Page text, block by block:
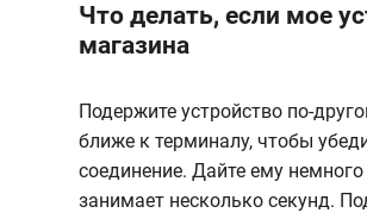
Что делать, если мое
магазина
Подержите устройство по-
ближе к терминалу, чтобы
соединение. Дайте ему
занимает несколько секунд.